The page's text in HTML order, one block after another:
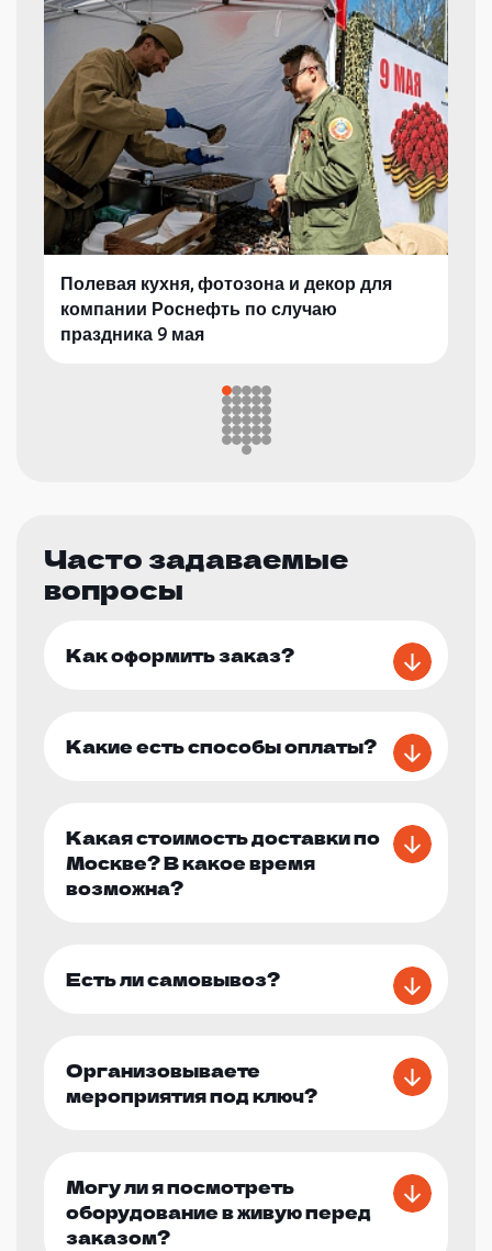
Полевая кухня, фотозона и декор для
компании Роснефть по случаю
праздника 9 мая
Часто задаваемые
вопросы
Как оформить заказ?
Какие есть способы оплаты?
Какая стоимость доставки по
Москве? В какое время
возможна?
Есть ли самовывоз?
Организовываете
мероприятия под ключ?
Могу ли я посмотреть
оборудование в живую перед
заказом?